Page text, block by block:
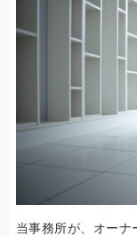
当事務所が、オーナ